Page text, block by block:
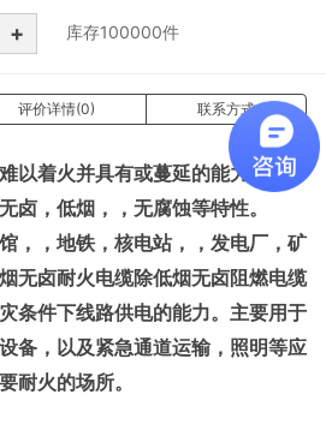
+ 库存100000件
评价详情(0) 联系方式
以着火并具有或蔓延的能力，而
卤，低烟，，无腐蚀等特性。
，，地铁，核电站，，发电厂，矿
无卤耐火电缆除低烟无卤阻燃电缆
条件下线路供电的能力。主要用于
备，以及紧急通道运输，照明等应
耐火的场所。